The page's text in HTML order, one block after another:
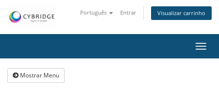
Português Entrar Visualizar carrinho
Mostrar Menu